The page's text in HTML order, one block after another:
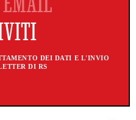
DEI DATI E L'INVIO
DI RS